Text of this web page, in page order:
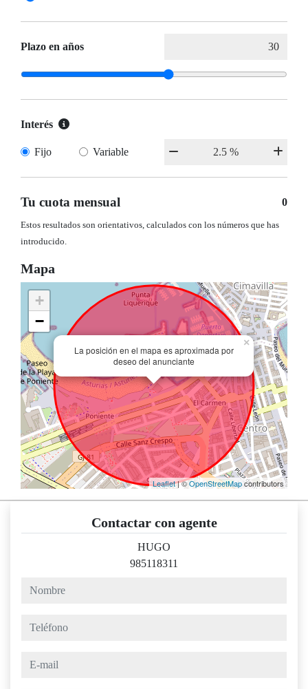
Plazo en años
Interés
Fijo Variable
Tu cuota mensual 0
Estos resultados son orientativos, calculados con los números que has
introducido.
Mapa
La posición en el mapa es aproximada por
deseo del anunciante
×
+
−
Leaflet| ©OpenStreetMapcontributors
Contactar con agente
HUGO
985118311
nombre
teléfono
e-mail